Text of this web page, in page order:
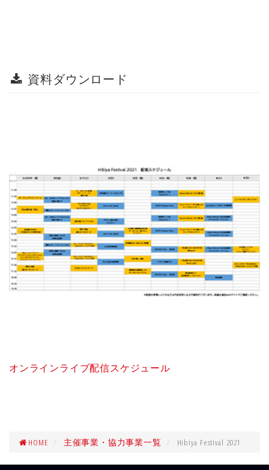
資料ダウンロード
オンラインライブ配信スケジュール
HOME 主催事業・協力事業一覧 Hibiya Festival 2021